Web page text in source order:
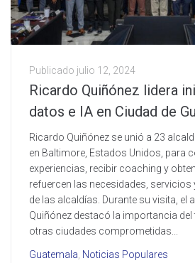
Publicado julio 12, 2024
Ricardo Quiñónez lidera
datos e IA en Ciudad de
Ricardo Quiñónez se unió a 23
en Baltimore, Estados Unidos, para
experiencias, recibir coaching y
refuercen las necesidades,
de las alcaldías. Durante su visita, el
Quiñónez destacó la importancia
otras ciudades comprometidas...
Guatemala, Noticias Populares